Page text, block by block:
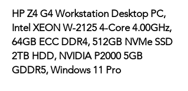
HP Z4 G4 Workstation Desktop PC,
Intel XEON W-2125 4-Core 4.00GHz,
64GB ECC DDR4, 512GB NVMe SSD
2TB HDD, NVIDIA P2000 5GB
GDDR5, Windows 11 Pro